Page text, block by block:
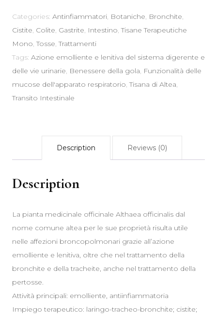
Apparato
Respiratorio
Gola
Emolliente
Digestivo
Intestinale
Categories: Antinfiammatori Botaniche Bronchite
Cistite Colite Gastrite Intestino ,Tisane Terapeutiche
Mono ,Tosse ,Trattamenti
Tags: Azione emolliente e lenitiva del sistema digerente e
delle vie urinarie Benessere della gola Funzionalità delle
mucose dell'apparato respiratorio ,Tisana di Altea
Transito Intestinale
Description Reviews (0)
Description
La pianta medicinale officinale Althaea officinalis dal
nome comune altea per le sue proprietà risulta utile
nelle affezioni broncopolmonari grazie all’azione
emolliente e lenitiva, oltre che nel trattamento della
bronchite e della tracheite, anche nel trattamento della
pertosse.
Attività principali: emolliente, antiinfiammatoria
Impiego terapeutico: laringo-tracheo-bronchite; cistite;